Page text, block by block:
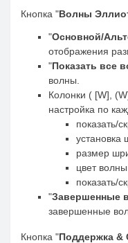
Кнопка "Волны
"Основной/
отображения
"Показать все
волны.
Колонки ( [W],
настройка по
показать/
установка
размер
цвет волны
показать/
"Завершенные
завершенные
Кнопка "Поддержка &